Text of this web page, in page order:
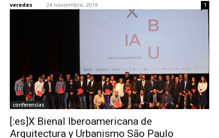
veredes - 24 noviembre, 2016 1
conferencias
[:es]X Bienal Iberoamericana de
Arquitectura y Urbanismo São Paulo